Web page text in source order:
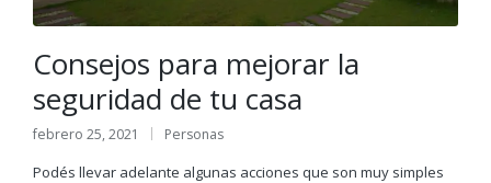
Consejos para mejorar la
seguridad de tu casa
febrero 25, 2021
Publicado
en
Personas
Podés llevar adelante algunas acciones que son muy simples